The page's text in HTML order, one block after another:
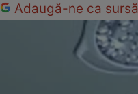
Adaugă-ne ca